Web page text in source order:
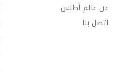
عن عالم أطلس
اتصل بنا